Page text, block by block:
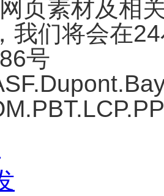
页素材及相
我们将会在
号